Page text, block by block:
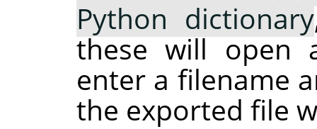
Python dictionary
these will open
enter a filename
the exported file